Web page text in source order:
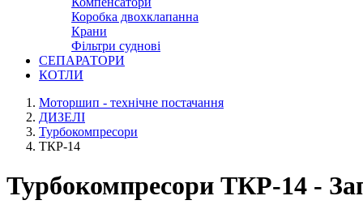
Коробка двохклапанна
Крани
Фільтри суднові
СЕПАРАТОРИ
КОТЛИ
Моторшип - технічне постачання
ДИЗЕЛІ
Турбокомпресори
ТКР-14
Турбокомпресори ТКР-14 -